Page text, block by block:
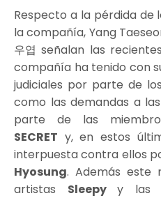
Respecto a la pérdida de
la compañía, Yang
우엽 señalan las
compañía ha tenido con
judiciales por parte de
como las demandas a
parte de las
SECRET y, en estos
interpuesta contra ellos
Hyosung. Además este
artistas Sleepy y las